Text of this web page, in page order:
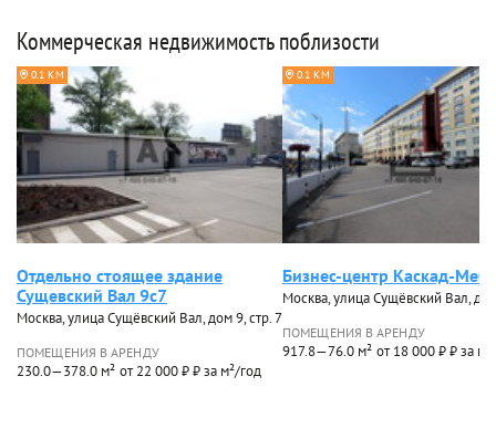
Коммерческая недвижимость поблизости
0.1 КМ
Отдельно стоящее здание
Сущевский Вал 9с7
Москва, улица Сущёвский Вал, дом 9, стр. 7
ПОМЕЩЕНИЯ В АРЕНДУ
230.0—378.0 м² от 22 000 ₽ ₽ за м²/год
0.1 КМ
Бизнес-центр Каскад-
Москва, улица Сущёвский Вал,
ПОМЕЩЕНИЯ В АРЕНДУ
917.8—76.0 м² от 18 000 ₽ ₽ за